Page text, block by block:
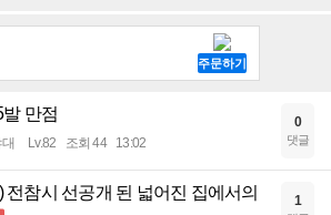
만점
Lv.82 조회 44 13:02
0
댓글
전참시 선공개 된 넓어진 집에서의
1